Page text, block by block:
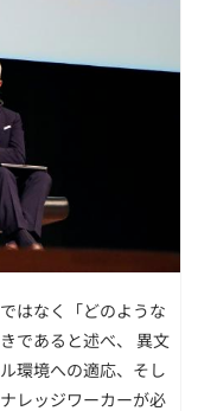
はなく「どのような
であると述べ、 異文
環境への適応、そし
レッジワーカーが必